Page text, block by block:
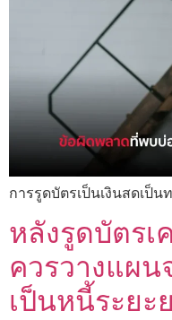
การรูดบัตรเป็นเงินสดเป็
หลังรูดบัตรเ
ควรวางแผน
เป็นหนี้ระยะ